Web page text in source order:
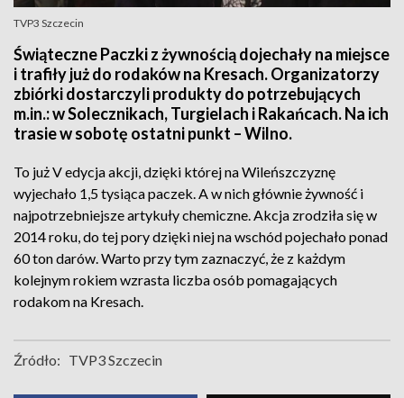
TVP3 Szczecin
Świąteczne Paczki z żywnością dojechały na miejsce
i trafiły już do rodaków na Kresach. Organizatorzy
zbiórki dostarczyli produkty do potrzebujących
m.in.: w Solecznikach, Turgielach i Rakańcach. Na ich
trasie w sobotę ostatni punkt – Wilno.
To już V edycja akcji, dzięki której na Wileńszczyznę
wyjechało 1,5 tysiąca paczek. A w nich głównie żywność i
najpotrzebniejsze artykuły chemiczne. Akcja zrodziła się w
2014 roku, do tej pory dzięki niej na wschód pojechało ponad
60 ton darów. Warto przy tym zaznaczyć, że z każdym
kolejnym rokiem wzrasta liczba osób pomagających
rodakom na Kresach.
Źródło: TVP3 Szczecin